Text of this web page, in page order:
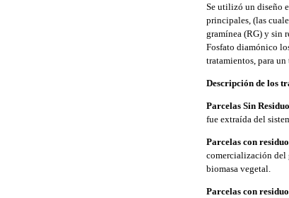
Se utilizó un diseño
principales, (las
gramínea (RG) y sin
Fosfato diamónico
tratamientos, para
Descripción de los
Parcelas Sin
fue extraída del
Parcelas con
comercialización del
biomasa vegetal.
Parcelas con